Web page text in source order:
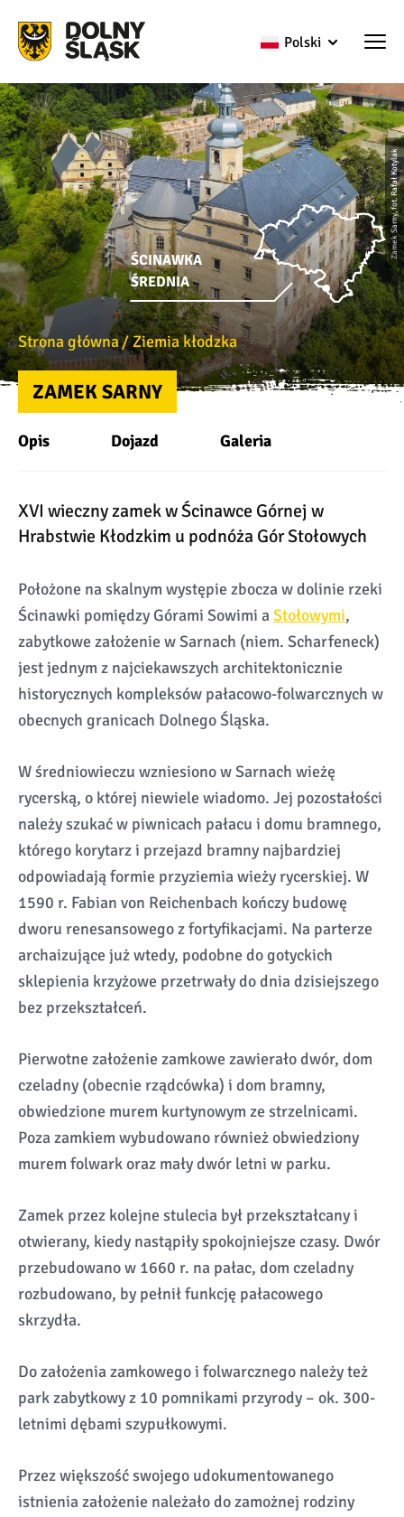
Polski
Zamek Sarny, fot. Rafał Kotylak
Strona główna Ziemia kłodzka
ZAMEK SARNY
ŚCINAWKA
ŚREDNIA
Opis Dojazd Galeria
XVI wieczny zamek w Ścinawce Górnej w
Hrabstwie Kłodzkim u podnóża Gór Stołowych
Położone na skalnym występie zbocza w dolinie rzeki
Ścinawki pomiędzy Górami Sowimi a Stołowymi,
zabytkowe założenie w Sarnach (niem. Scharfeneck)
jest jednym z najciekawszych architektonicznie
historycznych kompleksów pałacowo-folwarcznych w
obecnych granicach Dolnego Śląska.
W średniowieczu wzniesiono w Sarnach wieżę
rycerską, o której niewiele wiadomo. Jej pozostałości
należy szukać w piwnicach pałacu i domu bramnego,
którego korytarz i przejazd bramny najbardziej
odpowiadają formie przyziemia wieży rycerskiej. W
1590 r. Fabian von Reichenbach kończy budowę
dworu renesansowego z fortyfikacjami. Na parterze
archaizujące już wtedy, podobne do gotyckich
sklepienia krzyżowe przetrwały do dnia dzisiejszego
bez przekształceń.
Pierwotne założenie zamkowe zawierało dwór, dom
czeladny (obecnie rządcówka) i dom bramny,
obwiedzione murem kurtynowym ze strzelnicami.
Poza zamkiem wybudowano również obwiedziony
murem folwark oraz mały dwór letni w parku.
Zamek przez kolejne stulecia był przekształcany i
otwierany, kiedy nastąpiły spokojniejsze czasy. Dwór
przebudowano w 1660 r. na pałac, dom czeladny
rozbudowano, by pełnił funkcję pałacowego
skrzydła.
Do założenia zamkowego i folwarcznego należy też
park zabytkowy z 10 pomnikami przyrody – ok. 300-
letnimi dębami szypułkowymi.
Przez większość swojego udokumentowanego
istnienia założenie należało do zamożnej rodziny